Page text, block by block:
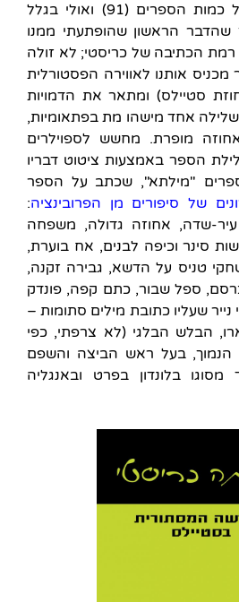
את ספריה, אולי בגלל כמות הספרים (91) ואולי בגלל
שהדבר הראשון שהופתעתי ממנו
הכתיבה של כריסטי; לא זולה
אותנו לאווירה הפסטורלית
סטיילס) ומתאר את הדמויות
אחד מישהו מת בפתאומיות,
מופרת. מחשש לספוילרים
הספר באמצעות ציטוט דבריו
"מילתא", שכתב על הספר
של סיפורים מן הפרובינציה:
שדה, אחוזה גדולה, משפחה
סינר וכיפה לבנים, אח בוערת,
טניס על הדשא, גבירה זקנה,
ספל שבור, כתם קפה, פונדק
נייר שעליו כתובת מילים סתומות –
הבלש הבלגי (לא צרפתי, כפי
הנמוך, בעל ראש הביצה והשפם
מסוגו בלונדון בפרט ובאנגליה